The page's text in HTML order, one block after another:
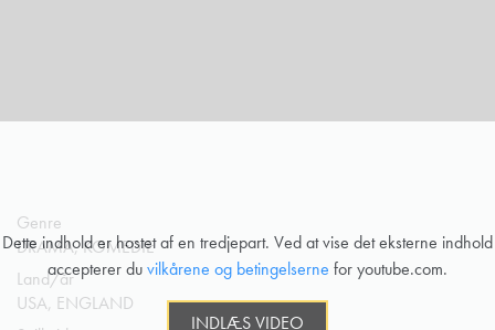
Dette indhold er hostet af en tredjepart. Ved at vise det eksterne indhold
accepterer duvilkårene og betingelserne for youtube.com.
INDLÆS VIDEO
Genre
DRAMA, KOMEDIE
Land/år
USA, ENGLAND